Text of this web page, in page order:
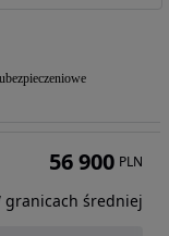
56 900 PLN
granicach średniej